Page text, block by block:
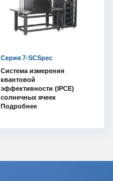
Серия 7-SCSpec
Система измерения
квантовой
эффективности (IPCE)
солнечных ячеек
Подробнее